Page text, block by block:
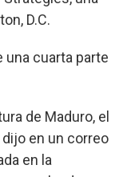
D.C.
una cuarta parte
de Maduro, el
en un correo
en la